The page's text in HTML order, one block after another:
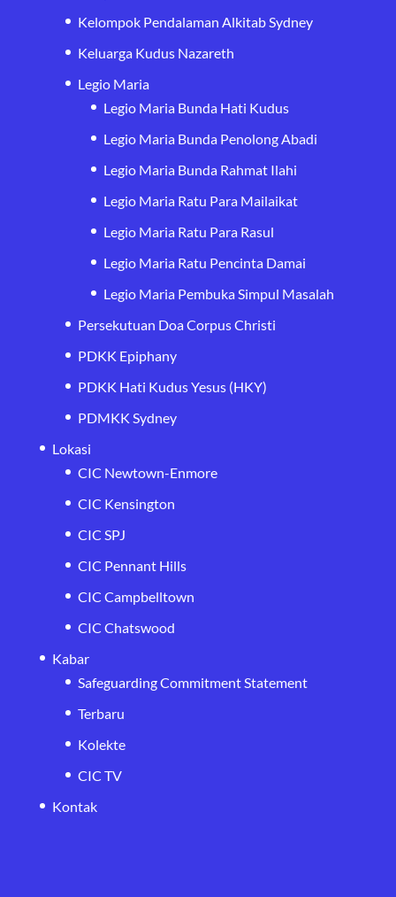
Kelompok Pendalaman Alkitab Sydney
Keluarga Kudus Nazareth
Legio Maria
Legio Maria Bunda Hati Kudus
Legio Maria Bunda Penolong Abadi
Legio Maria Bunda Rahmat Ilahi
Legio Maria Ratu Para Mailaikat
Legio Maria Ratu Para Rasul
Legio Maria Ratu Pencinta Damai
Legio Maria Pembuka Simpul Masalah
Persekutuan Doa Corpus Christi
PDKK Epiphany
PDKK Hati Kudus Yesus (HKY)
PDMKK Sydney
Lokasi
CIC Newtown-Enmore
CIC Kensington
CIC SPJ
CIC Pennant Hills
CIC Campbelltown
CIC Chatswood
Kabar
Safeguarding Commitment Statement
Terbaru
Kolekte
CIC TV
Kontak